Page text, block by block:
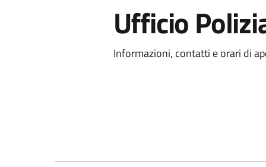
Ufficio
Informazioni, contatti e orari di